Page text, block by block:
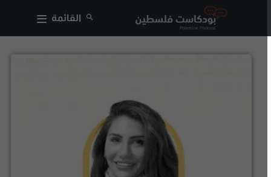
القائمة